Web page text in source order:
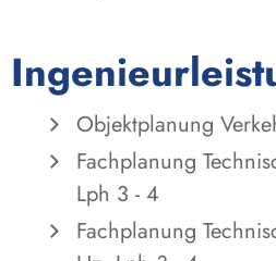
Objektplanung
Fachplanung
Lph 3 - 4
Fachplanung